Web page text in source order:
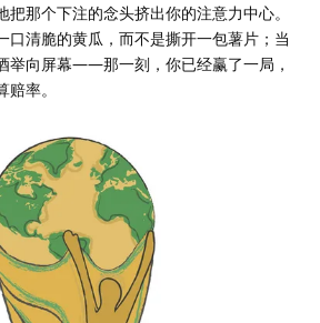
那个下注的念头挤出你的注意力中心。
口清脆的黄瓜，而不是撕开一包薯片；当
举向屏幕——那一刻，你已经赢了一局，
率。